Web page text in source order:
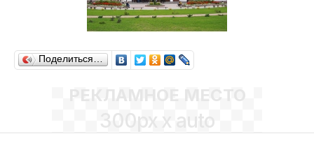
Поделиться…
РЕКЛАМНОЕ МЕСТО
300px x auto